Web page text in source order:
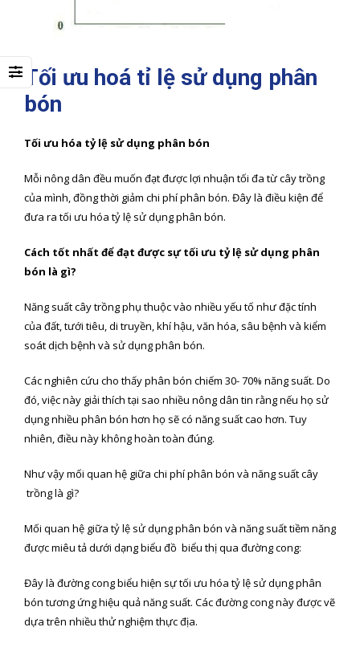
Tối ưu hoá tỉ lệ sử dụng phân
bón
Tối ưu hóa tỷ lệ sử dụng phân bón
Mỗi nông dân đều muốn đạt được lợi nhuận tối đa từ cây trồng
của mình, đồng thời giảm chi phí phân bón. Đây là điều kiện để
đưa ra tối ưu hóa tỷ lệ sử dụng phân bón.
Cách tốt nhất để đạt được sự tối ưu tỷ lệ sử dụng phân
bón là gì?
Năng suất cây trồng phụ thuộc vào nhiều yếu tố như đặc tính
của đất, tưới tiêu, di truyền, khí hậu, văn hóa, sâu bệnh và kiểm
soát dịch bệnh và sử dụng phân bón.
Các nghiên cứu cho thấy phân bón chiếm 30- 70% năng suất. Do
đó, việc này giải thích tại sao nhiều nông dân tin rằng nếu họ sử
dụng nhiều phân bón hơn họ sẽ có năng suất cao hơn. Tuy
nhiên, điều này không hoàn toàn đúng.
Như vậy mối quan hệ giữa chi phí phân bón và năng suất cây
trồng là gì?
Mối quan hệ giữa tỷ lệ sử dụng phân bón và năng suất tiềm năng
được miêu tả dưới dạng biểu đồ biểu thị qua đường cong:
Đây là đường cong biểu hiện sự tối ưu hóa tỷ lệ sử dụng phân
bón tương ứng hiệu quả năng suất. Các đường cong này được vẽ
dựa trên nhiều thử nghiệm thực địa.